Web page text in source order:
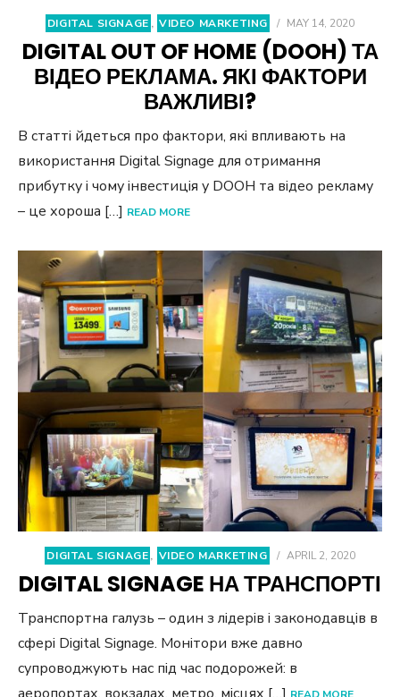
DIGITAL SIGNAGE , VIDEO MARKETING / MAY 14, 2020
DIGITAL OUT OF HOME (DOOH) ТА
ВІДЕО РЕКЛАМА. ЯКІ ФАКТОРИ
ВАЖЛИВІ?
В статті йдеться про фактори, які впливають на
використання Digital Signage для отримання
прибутку і чому інвестиція у DOOH та відео рекламу
– це хороша […] READ MORE
DIGITAL SIGNAGE, VIDEO MARKETING / APRIL 2, 2020
DIGITAL SIGNAGE НА ТРАНСПОРТІ
Транспортна галузь – один з лідерів і законодавців в
сфері Digital Signage. Монітори вже давно
супроводжують нас під час подорожей: в
аеропортах, вокзалах, метро, місцях […] READ MORE